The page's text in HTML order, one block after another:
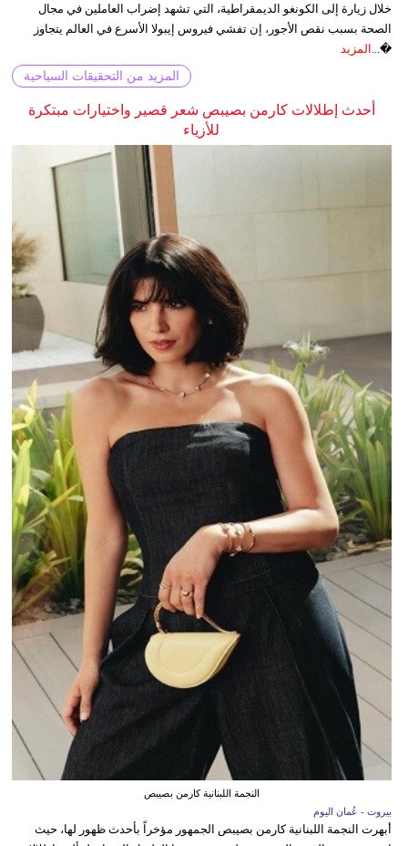
خلال زيارة إلى الكونغو الديمقراطية، التي تشهد إضراب العاملين في مجال
الصحة بسبب نقص الأجور، إن تفشي فيروس إيبولا الأسرع في العالم يتجاوز
�... المزيد
المزيد من التحقيقات السياحية
أحدث إطلالات كارمن بصيبص شعر قصير واختيارات مبتكرة
للأزياء
النجمة اللبنانية كارمن بصيبص
بيروت - عُمان اليوم
أبهرت النجمة اللبنانية كارمن بصيبص الجمهور مؤخراً بأحدث ظهور لها، حيث